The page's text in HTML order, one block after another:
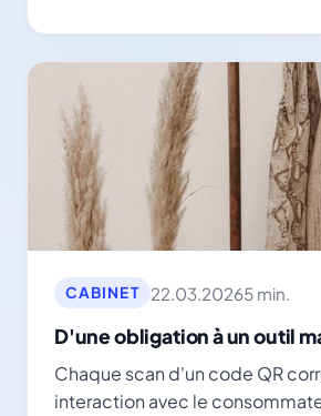
CABINET 22.03.20265 min.
D'une obligation à un outil
Chaque scan d'un code QR
interaction avec le